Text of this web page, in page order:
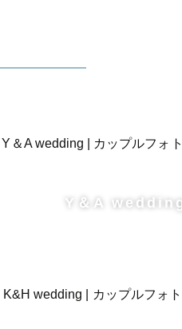
Y＆A wedding